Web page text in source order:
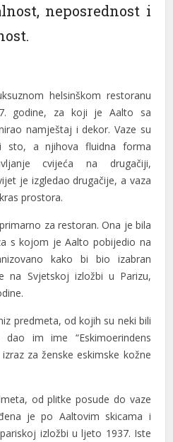
neposrednost i
helsinškom restoranu
godine, za koji je Aalto sa
namještaj i dekor. Vaze su
sto, a njihova fluidna forma
cvijeća na drugačiji,
je izgledao drugačije, a vaza
prostora.
za restoran. Ona je bila
s kojom je Aalto pobijedio na
kako bi bio izabran
na Svjetskoj izložbi u Parizu,
predmeta, od kojih su neki bili
im ime “Eskimoerindens
za ženske eskimske kožne
od plitke posude do vaze
je po Aaltovim skicama i
izložbi u ljeto 1937. Iste